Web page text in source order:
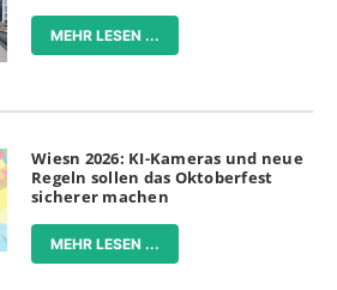
MEHR LESEN ...
Wiesn 2026: KI-Kameras und neue
Regeln sollen das Oktoberfest
sicherer machen
MEHR LESEN ...